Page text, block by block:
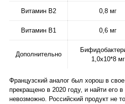
Витамин B2 0,8 мг
Витамин B1 0,6 мг
Дополнительно
1,0х10*8 мг
Французский аналог был хорош в
прекращено в 2020 году, и найти его
невозможно. Российский продукт не